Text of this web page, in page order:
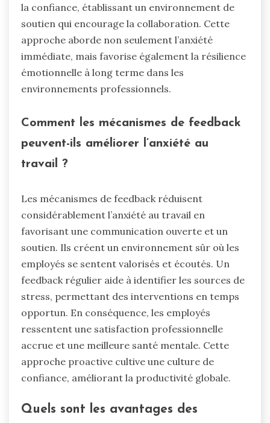
la confiance, établissant un environnement de
soutien qui encourage la collaboration. Cette
approche aborde non seulement l’anxiété
immédiate, mais favorise également la résilience
émotionnelle à long terme dans les
environnements professionnels.
Comment les mécanismes de feedback
peuvent-ils améliorer l’anxiété au
travail ?
Les mécanismes de feedback réduisent
considérablement l’anxiété au travail en
favorisant une communication ouverte et un
soutien. Ils créent un environnement sûr où les
employés se sentent valorisés et écoutés. Un
feedback régulier aide à identifier les sources de
stress, permettant des interventions en temps
opportun. En conséquence, les employés
ressentent une satisfaction professionnelle
accrue et une meilleure santé mentale. Cette
approche proactive cultive une culture de
confiance, améliorant la productivité globale.
Quels sont les avantages des